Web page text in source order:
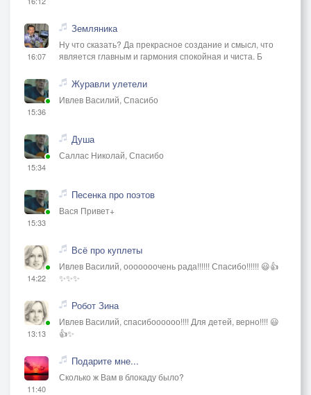
16:07
Земляника
Ну что сказать? Да прекрасное создание и смысл, что
является главным и гармония спокойная и чиста. Б
15:36
Журавли улетели
Ивлев Василий, Спасибо
15:34
Душа
Саллас Николай, Спасибо
15:33
Песенка про поэтов
Вася Привет+
14:22
Всё про куплеты
Ивлев Василий, ооооооочень рада!!!!!! Спасибо!!!!!! 😃👍
✨✨✨
13:13
Робот Зина
Ивлев Василий, спасибоооооо!!!! Для детей, верно!!!! 😃
👍✨
11:40
Подарите мне...
Сколько ж Вам в блокаду было?